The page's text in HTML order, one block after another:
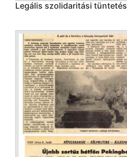
Legális szolidaritási tüntetés